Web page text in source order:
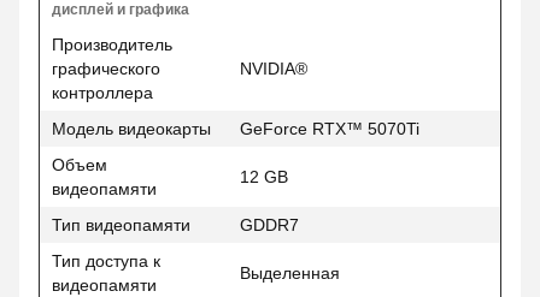
дисплей и графика
Производитель
графического
контроллера
NVIDIA®
Модель видеокарты
GeForce RTX™ 5070Ti
Объем
видеопамяти
12 GB
Тип видеопамяти
GDDR7
Тип доступа к
видеопамяти
Выделенная